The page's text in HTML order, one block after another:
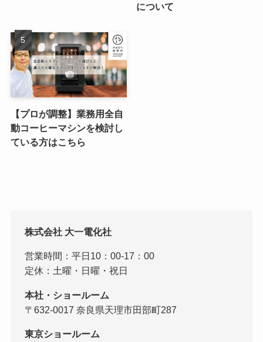
について
【プロが調整】業務用全自
動コーヒーマシンを検討し
ている方はこちら
株式会社 大一電化社
営業時間：平日10：00-17：00
定休：土曜・日曜・祝日
本社・ショールーム
〒632-0017 奈良県天理市田部町287
東京ショールーム